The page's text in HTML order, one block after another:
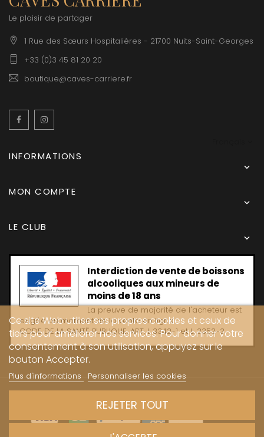
Le plaisir de partager
1 Rue des Sœurs Hospitalières - 21700 Nuits-Saint-Georges
+33 (0)3 45 81 20 20
boutique@caves-carriere.fr
Facebook
INFORMATIONS

MON COMPTE

LE CLUB

Interdiction de vente de boissons
alcooliques aux mineurs de
moins de 18 ans
La preuve de majorité de l'acheteur est
exigée au moment de la vente en ligne
CODE DE LA SANTË PUBLIQUE, ART. L 3342-1 et L. 3353-3
Ce site Web utilise ses propres cookies et ceux de
tiers pour améliorer nos services. Pour donner votre
consentement à son utilisation, appuyez sur le
bouton Accepter.
Plus d'informations Personnaliser les cookies
REJETER TOUT